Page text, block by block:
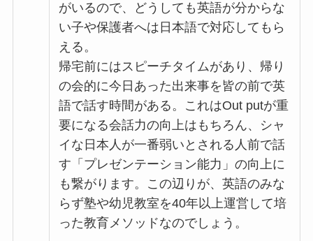
がいるので、どうしても英語が分からな
い子や保護者へは日本語で対応してもら
える。
帰宅前にはスピーチタイムがあり、帰り
の会的に今日あった出来事を皆の前で英
語で話す時間がある。これはOut putが重
要になる会話力の向上はもちろん、シャ
イな日本人が一番弱いとされる人前で話
す「プレゼンテーション能力」の向上に
も繋がります。この辺りが、英語のみな
らず塾や幼児教室を40年以上運営して培
った教育メソッドなのでしょう。